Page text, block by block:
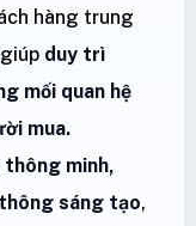
hàng trung
duy trì
mối quan hệ
mua.
thông minh,
sáng tạo,